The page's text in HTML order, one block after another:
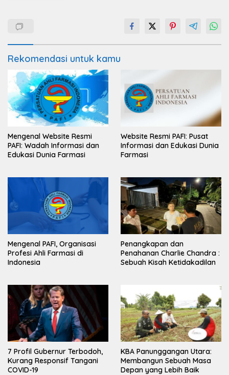
Rekomendasi untuk kamu
Mengenal Website Resmi
PAFI: Wadah Informasi dan
Edukasi Dunia Farmasi
Website Resmi PAFI: Pusat
Informasi dan Edukasi Dunia
Farmasi
Mengenal PAFI, Organisasi
Profesi Ahli Farmasi di
Indonesia
Penangkapan dan
Penahanan Charlie Chandra :
Sebuah Kisah Ketidakadilan
7 Profil Gubernur Terbodoh,
Kurang Responsif Tangani
COVID-19
KBA Panunggangan Utara:
Membangun Sebuah Masa
Depan yang Lebih Baik